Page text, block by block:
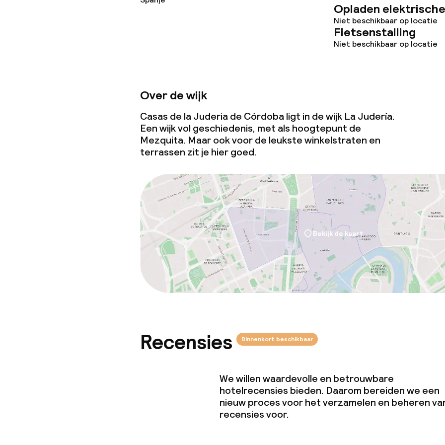
Zakelijke faciliteiten
Conferentieruimte
Vergaderruimte
Beleid
Borg bij aankomst
Overal rookvrij
Opladen
Niet beschikbaar op locatie
Fietsenstalling
Niet beschikbaar op locatie
Over de wijk
Casas de la Juderia de Córdoba ligt in de wijk La Judería.
Een wijk vol geschiedenis, met als hoogtepunt de
Mezquita. Maar ook voor de leukste winkelstraten en
terrassen zit je hier goed.
Bekijk de kaart
Recensies Binnenkort beschikbaar
We willen waardevolle en betrouwbare
hotelrecensies bieden. Daarom bereiden we een
nieuw proces voor het verzamelen en beheren
recensies voor.